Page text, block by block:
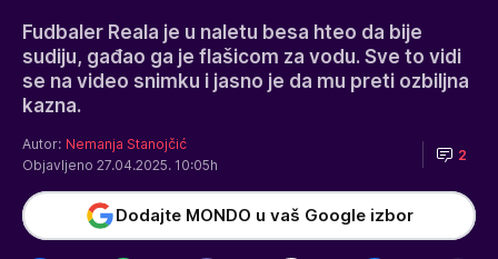
Fudbaler Reala je u naletu besa hteo da bije
sudiju, gađao ga je flašicom za vodu. Sve to vidi
se na video snimku i jasno je da mu preti ozbiljna
kazna.
Autor: Nemanja Stanojčić
Objavljeno 27.04.2025. 10:05h
2
Dodajte MONDO u vaš Google izbor